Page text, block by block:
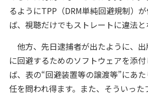
るようにTPP（DRM単純回避規制）
ば、視聴だけでもストレートに違法と
他方、先日逮捕者が出たように、
に回避するためのソフトウェアを添
ば、表の“回避装置等の譲渡等”にあ
任を問われ得ます。また、そういった